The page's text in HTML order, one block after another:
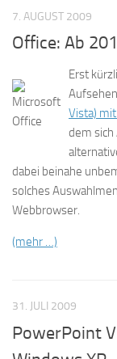
7. AUGUST 2009
Office: Ab
Erst
Vista)
dem sich
dabei beinahe
solches
Webbrowser.
(mehr …)
31. JULI 2009
PowerPoint